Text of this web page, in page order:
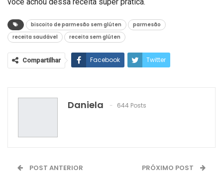
biscoito de parmesão sem glúten
parmesão
receita saudável
receita sem glúten
Compartilhar Facebook Twitter
WhatsApp
Daniela 644 Posts
POST ANTERIOR PRÓXIMO POST